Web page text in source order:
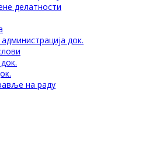
делатности
док.
на раду